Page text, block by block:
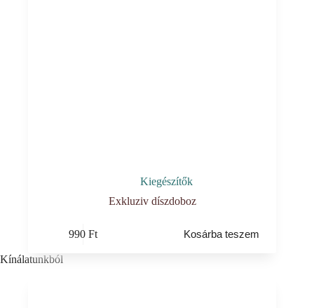
Kiegészítők
Exkluziv díszdoboz
990Ft Kosárba teszem
Kínálatunkból